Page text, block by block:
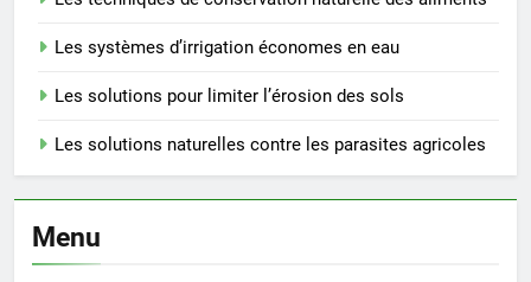
Les systèmes d’irrigation économes en eau
Les solutions pour limiter l’érosion des sols
Les solutions naturelles contre les parasites agricoles
Menu